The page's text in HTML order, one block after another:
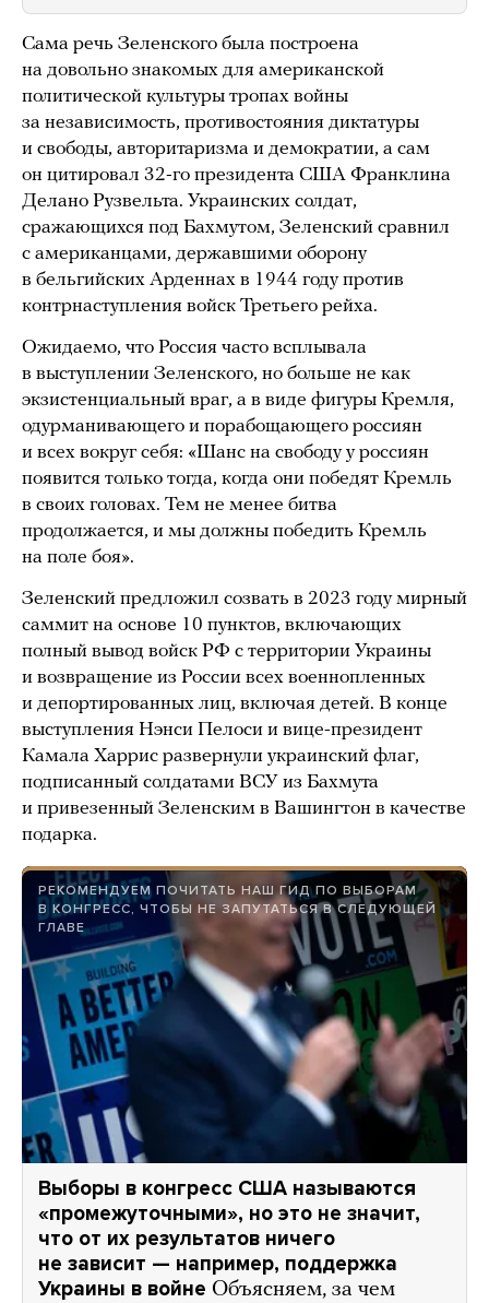
Сама речь Зеленского была построена
на довольно знакомых для американской
политической культуры тропах войны
за независимость, противостояния диктатуры
и свободы, авторитаризма и демократии, а сам
он цитировал 32-го президента США Франклина
Делано Рузвельта. Украинских солдат,
сражающихся под Бахмутом, Зеленский сравнил
с американцами, державшими оборону
в бельгийских Арденнах в 1944 году против
контрнаступления войск Третьего рейха.
Ожидаемо, что Россия часто всплывала
в выступлении Зеленского, но больше не как
экзистенциальный враг, а в виде фигуры Кремля,
одурманивающего и порабощающего россиян
и всех вокруг себя: «Шанс на свободу у россиян
появится только тогда, когда они победят Кремль
в своих головах. Тем не менее битва
продолжается, и мы должны победить Кремль
на поле боя».
Зеленский предложил созвать в 2023 году мирный
саммит на основе 10 пунктов, включающих
полный вывод войск РФ с территории Украины
и возвращение из России всех военнопленных
и депортированных лиц, включая детей. В конце
выступления Нэнси Пелоси и вице-президент
Камала Харрис развернули украинский флаг,
подписанный солдатами ВСУ из Бахмута
и привезенный Зеленским в Вашингтон в качестве
подарка.
РЕКОМЕНДУЕМ ПОЧИТАТЬ НАШ ГИД ПО ВЫБОРАМ
В КОНГРЕСС, ЧТОБЫ НЕ ЗАПУТАТЬСЯ В СЛЕДУЮЩЕЙ
ГЛАВЕ
Выборы в конгресс США называются
«промежуточными», но это не значит,
что от их результатов ничего
не зависит — например, поддержка
Украины в войне Объясняем, за чем